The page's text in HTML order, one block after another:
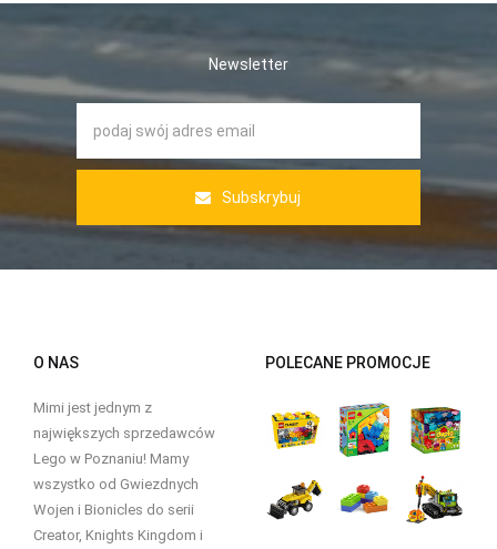
Newsletter
Subskrybuj
O NAS
Mimi jest jednym z
największych sprzedawców
Lego w Poznaniu! Mamy
wszystko od Gwiezdnych
Wojen i Bionicles do serii
Creator, Knights Kingdom i
POLECANE PROMOCJE